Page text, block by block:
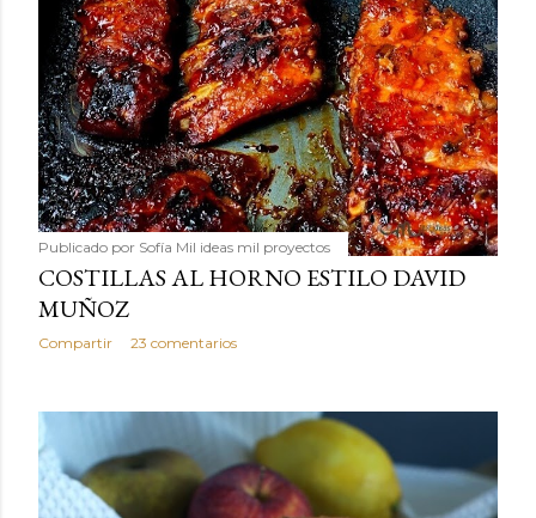
Publicado por Sofía Mil ideas mil proyectos
COSTILLAS AL HORNO ESTILO DAVID
MUÑOZ
Compartir 23 comentarios